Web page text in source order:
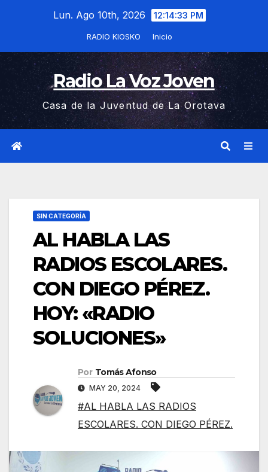
Lun. Ago 10th, 2026 12:14:34 PM
RADIO KIOSKO Inicio
Radio La Voz Joven
Casa de la Juventud de La Orotava
SIN CATEGORÍA
AL HABLA LAS
RADIOS ESCOLARES.
CON DIEGO PÉREZ.
HOY: «RADIO
SOLUCIONES»
Por Tomás Afonso
MAY 20, 2024
#AL HABLA LAS RADIOS
ESCOLARES. CON DIEGO PÉREZ.